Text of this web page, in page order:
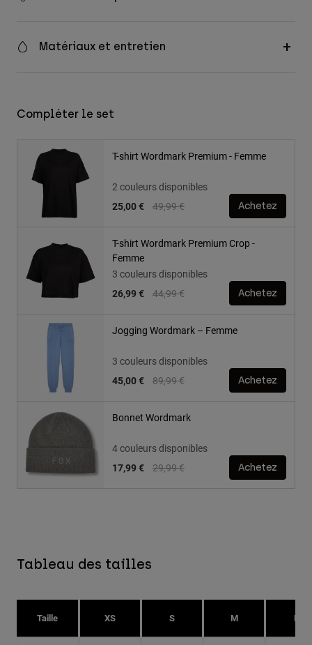
Matériaux et entretien
Compléter le set
T-shirt Wordmark Premium - Femme
2 couleurs disponibles
Price reduced from
49,99 €to
25,00 € Achetez
T-shirt Wordmark Premium Crop -
Femme
3 couleurs disponibles
Price reduced from
44,99 €to
26,99 € Achetez
Jogging Wordmark – Femme
3 couleurs disponibles
Price reduced from
89,99 €to
45,00 € Achetez
Bonnet Wordmark
4 couleurs disponibles
Price reduced from
29,99 €to
17,99 € Achetez
Tableau des tailles
Taille XS S M L